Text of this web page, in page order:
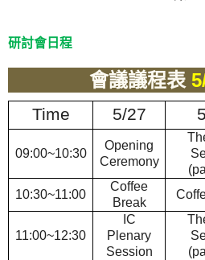
研討會日程
會議議程表
Time 5/27
09:00~10:30
Opening
Ceremony
10:30~11:00
Coffee
Break
11:00~12:30
IC
Plenary
Session